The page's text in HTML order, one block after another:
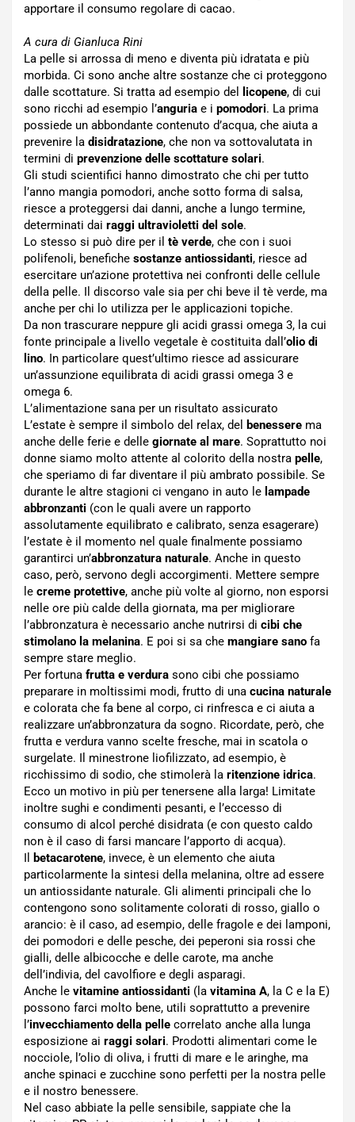
apportare il consumo regolare di cacao.
A cura di Gianluca Rini
La pelle si arrossa di meno e diventa più idratata e più
morbida. Ci sono anche altre sostanze che ci proteggono
dalle scottature. Si tratta ad esempio del
licopene, di cui
sono ricchi ad esempio l’anguria e i pomodori. La prima
possiede un abbondante contenuto d’acqua, che aiuta a
prevenire la disidratazione, che non va sottovalutata in
termini di prevenzione delle scottature solari.
Gli studi scientifici hanno dimostrato che chi per tutto
l’anno mangia pomodori, anche sotto forma di salsa,
riesce a proteggersi dai danni, anche a lungo termine,
determinati dai raggi ultravioletti del sole.
Lo stesso si può dire per il tè verde, che con i suoi
polifenoli, benefiche sostanze antiossidanti, riesce ad
esercitare un’azione protettiva nei confronti delle cellule
della pelle. Il discorso vale sia per chi beve il tè verde, ma
anche per chi lo utilizza per le applicazioni topiche.
Da non trascurare neppure gli acidi grassi omega 3, la cui
fonte principale a livello vegetale è costituita dall’olio di
lino. In particolare quest’ultimo riesce ad assicurare
un’assunzione equilibrata di acidi grassi omega 3 e
omega 6.
L’alimentazione sana per un risultato assicurato
L’estate è sempre il simbolo del relax, del benessere ma
anche delle ferie e delle giornate al mare. Soprattutto noi
donne siamo molto attente al colorito della nostra pelle,
che speriamo di far diventare il più ambrato possibile. Se
durante le altre stagioni ci vengano in auto le lampade
abbronzanti (con le quali avere un rapporto
assolutamente equilibrato e calibrato, senza esagerare)
l’estate è il momento nel quale finalmente possiamo
garantirci un’abbronzatura naturale. Anche in questo
caso, però, servono degli accorgimenti. Mettere sempre
le creme protettive, anche più volte al giorno, non esporsi
nelle ore più calde della giornata, ma per migliorare
l’abbronzatura è necessario anche nutrirsi di cibi che
stimolano la melanina. E poi si sa che mangiare sano fa
sempre stare meglio.
Per fortuna frutta e verdura sono cibi che possiamo
preparare in moltissimi modi, frutto di una cucina naturale
e colorata che fa bene al corpo, ci rinfresca e ci aiuta a
realizzare un’abbronzatura da sogno. Ricordate, però, che
frutta e verdura vanno scelte fresche, mai in scatola o
surgelate. Il minestrone liofilizzato, ad esempio, è
ricchissimo di sodio, che stimolerà la ritenzione idrica.
Ecco un motivo in più per tenersene alla larga! Limitate
inoltre sughi e condimenti pesanti, e l’eccesso di
consumo di alcol perché disidrata (e con questo caldo
non è il caso di farsi mancare l’apporto di acqua).
Il
betacarotene, invece, è un elemento che aiuta
particolarmente la sintesi della melanina, oltre ad essere
un antiossidante naturale. Gli alimenti principali che lo
contengono sono solitamente colorati di rosso, giallo o
arancio: è il caso, ad esempio, delle fragole e dei lamponi,
dei pomodori e delle pesche, dei peperoni sia rossi che
gialli, delle albicocche e delle carote, ma anche
dell’indivia, del cavolfiore e degli asparagi.
Anche le vitamine antiossidanti (la vitamina A, la C e la E)
possono farci molto bene, utili soprattutto a prevenire
l’invecchiamento della pelle correlato anche alla lunga
esposizione ai raggi solari. Prodotti alimentari come le
nocciole, l’olio di oliva, i frutti di mare e le aringhe, ma
anche spinaci e zucchine sono perfetti per la nostra pelle
e il nostro benessere.
Nel caso abbiate la pelle sensibile, sappiate che la